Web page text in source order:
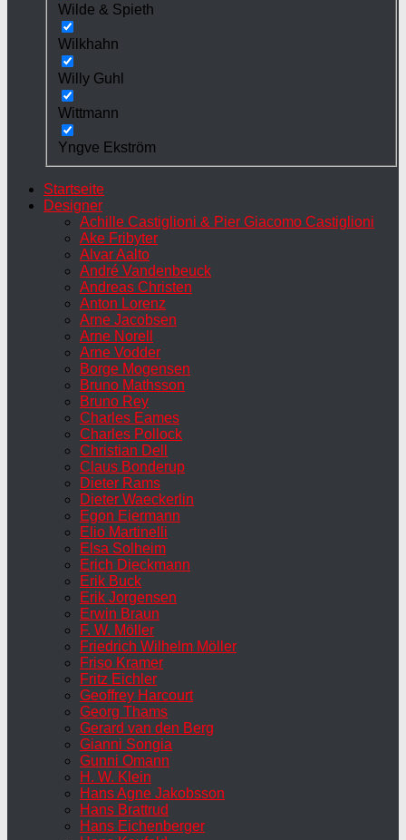
Wilde & Spieth
Wilkhahn
Willy Guhl
Wittmann
Yngve Ekström
Startseite
Designer
Achille Castiglioni & Pier Giacomo Castiglioni
Ake Fribyter
Alvar Aalto
André Vandenbeuck
Andreas Christen
Anton Lorenz
Arne Jacobsen
Arne Norell
Arne Vodder
Borge Mogensen
Bruno Mathsson
Bruno Rey
Charles Eames
Charles Pollock
Christian Dell
Claus Bonderup
Dieter Rams
Dieter Waeckerlin
Egon Eiermann
Elio Martinelli
Elsa Solheim
Erich Dieckmann
Erik Buck
Erik Jorgensen
Erwin Braun
F. W. Möller
Friedrich Wilhelm Möller
Friso Kramer
Fritz Eichler
Geoffrey Harcourt
Georg Thams
Gerard van den Berg
Gianni Songia
Gunni Omann
H. W. Klein
Hans Agne Jakobsson
Hans Brattrud
Hans Eichenberger